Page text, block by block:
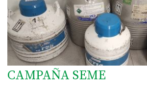
CAMPAÑA SEME